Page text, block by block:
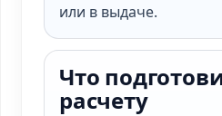
или в выдаче.
Что
расчету